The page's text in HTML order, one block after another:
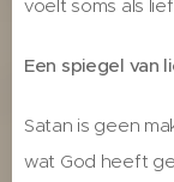
voelt soms als
Een spiegel van
Satan is geen
wat God heeft